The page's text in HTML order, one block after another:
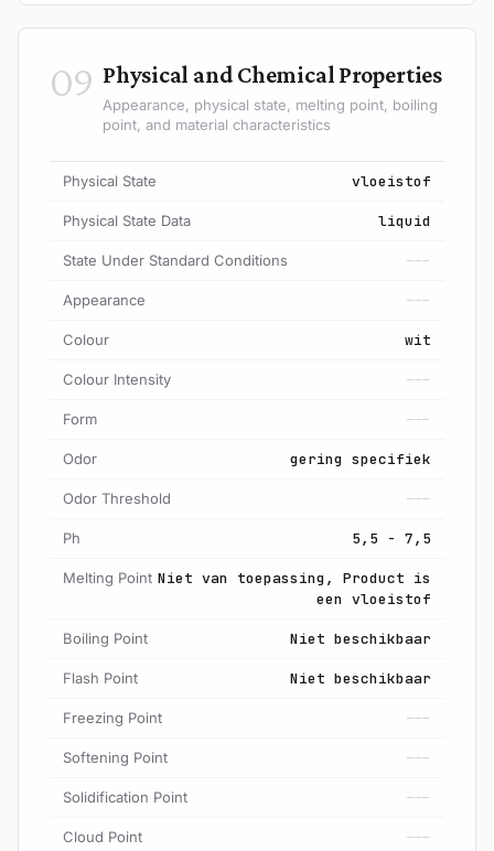
09 Physical and Chemical Properties
Appearance, physical state, melting point, boiling
point, and material characteristics
Physical State vloeistof
Physical State Data liquid
State Under Standard Conditions ---
Appearance ---
Colour wit
Colour Intensity ---
Form ---
Odor gering specifiek
Odor Threshold ---
Ph 5,5 - 7,5
Melting Point Niet van toepassing, Product is
een vloeistof
Boiling Point Niet beschikbaar
Flash Point Niet beschikbaar
Freezing Point ---
Softening Point ---
Solidification Point ---
Cloud Point ---